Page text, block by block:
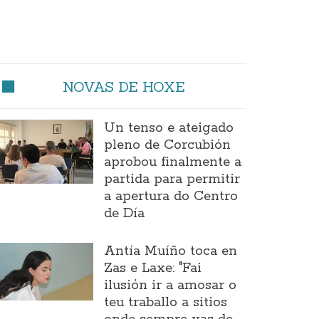
NOVAS DE HOXE
Un tenso e ateigado
pleno de Corcubión
aprobou finalmente a
partida para permitir
a apertura do Centro
de Día
Antía Muíño toca en
Zas e Laxe: "Fai
ilusión ir a amosar o
teu traballo a sitios